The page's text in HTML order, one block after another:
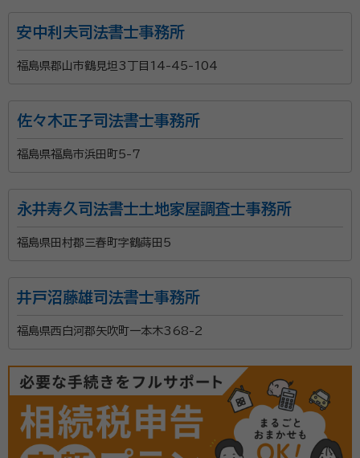
安中利夫司法書士事務所
福島県郡山市鶴見坦3丁目14-45-104
佐々木正子司法書士事務所
福島県福島市浜田町5-7
永井寿久司法書士土地家屋調査士事務所
福島県田村郡三春町字鶴蒔田5
井戸沼藤雄司法書士事務所
福島県西白河郡矢吹町一本木368-2